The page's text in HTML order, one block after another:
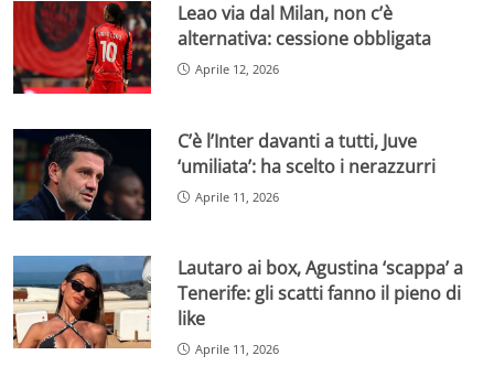
Leao via dal Milan, non c’è
alternativa: cessione obbligata
Aprile 12, 2026
C’è l’Inter davanti a tutti, Juve
‘umiliata’: ha scelto i nerazzurri
Aprile 11, 2026
Lautaro ai box, Agustina ‘scappa’ a
Tenerife: gli scatti fanno il pieno di
like
Aprile 11, 2026